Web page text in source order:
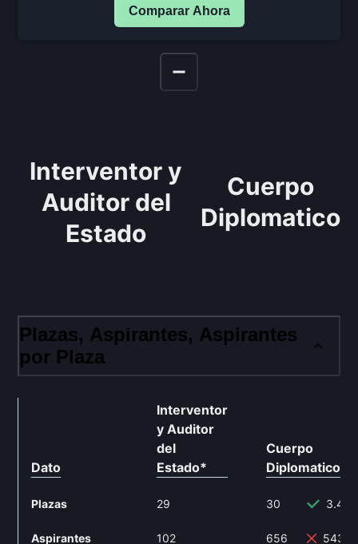
Comparar Ahora
Interventor y
Auditor del
Estado
Cuerpo
Diplomatico
Plazas, Aspirantes, Aspirantes
por Plaza
Dato
Interventor
y Auditor
del
Estado*
Plazas 29
Aspirantes 102
Cuerpo
Diplomatico
30
656